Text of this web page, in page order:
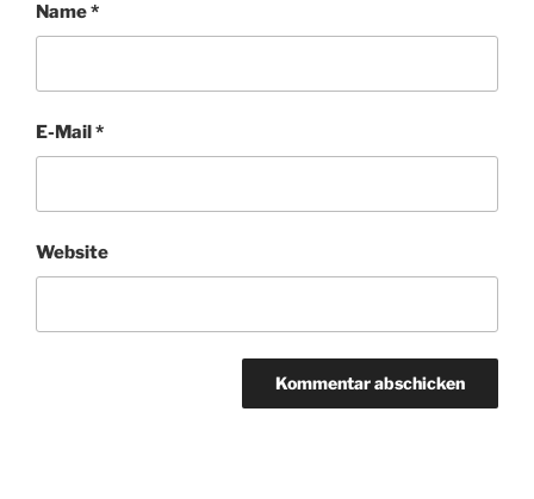
Name*
E-Mail *
Website